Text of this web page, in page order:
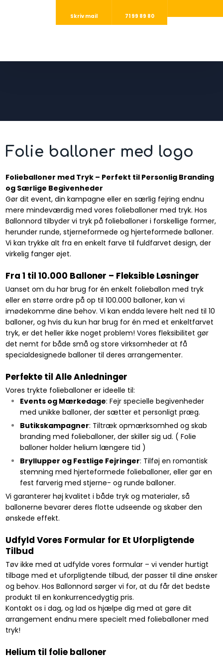
Skriv mail 71 99 89 80
Folie balloner med logo
Folieballoner med Tryk – Perfekt til Personlig Branding
og Særlige Begivenheder
Gør dit event, din kampagne eller en særlig fejring endnu
mere mindeværdig med vores folieballoner med tryk. Hos
Ballonnord tilbyder vi tryk på folieballoner i forskellige former,
herunder runde, stjerneformede og hjerteformede balloner.
Vi kan trykke alt fra en enkelt farve til fuldfarvet design, der
virkelig fanger øjet.
Fra 1 til 10.000 Balloner – Fleksible Løsninger
Uanset om du har brug for én enkelt folieballon med tryk
eller en større ordre på op til 100.000 balloner, kan vi
imødekomme dine behov. Vi kan endda levere helt ned til 10
balloner, og hvis du kun har brug for én med et enkeltfarvet
tryk, er det heller ikke noget problem! Vores fleksibilitet gør
det nemt for både små og store virksomheder at få
specialdesignede balloner til deres arrangementer.
Perfekte til Alle Anledninger
Vores trykte folieballoner er ideelle til:
Events og Mærkedage: Fejr specielle begivenheder
med unikke balloner, der sætter et personligt præg.
Butikskampagner: Tiltræk opmærksomhed og skab
branding med folieballoner, der skiller sig ud. ( Folie
balloner holder helium længere tid )
Bryllupper og Festlige Fejringer: Tilføj en romantisk
stemning med hjerteformede folieballoner, eller gør en
fest farverig med stjerne- og runde balloner.
Vi garanterer høj kvalitet i både tryk og materialer, så
ballonerne bevarer deres flotte udseende og skaber den
ønskede effekt.
Udfyld Vores Formular for Et Uforpligtende
Tilbud
Tøv ikke med at udfylde vores formular – vi vender hurtigt
tilbage med et uforpligtende tilbud, der passer til dine ønsker
og behov. Hos Ballonnord sørger vi for, at du får det bedste
produkt til en konkurrencedygtig pris.
Kontakt os i dag, og lad os hjælpe dig med at gøre dit
arrangement endnu mere specielt med folieballoner med
tryk!​
Helium til folie balloner